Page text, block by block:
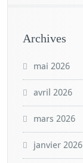
Archives
mai 2026
avril 2026
mars 2026
janvier 2026